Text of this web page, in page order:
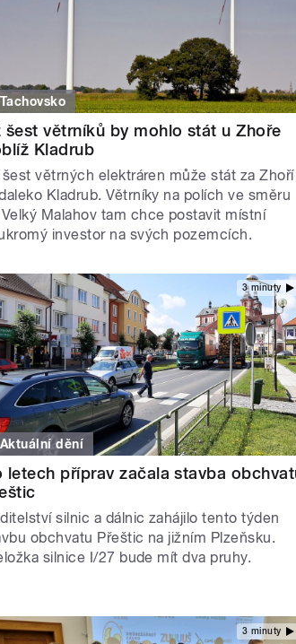
Tachovsko
šest větrníků by mohlo stát u Zhoře
Kladrub
šest větrných elektráren může stát za Zhoří
Kladrub. Větrníky na polích ve směru
Velký Malahov tam chce postavit místní
investor na svých pozemcích.
3 minuty
Aktuální dění
letech příprav začala stavba
silnic a dálnic zahájilo tento týden
obchvatu Přeštic na jižním Plzeňsku.
silnice I/27 bude mít dva pruhy.
3 minuty